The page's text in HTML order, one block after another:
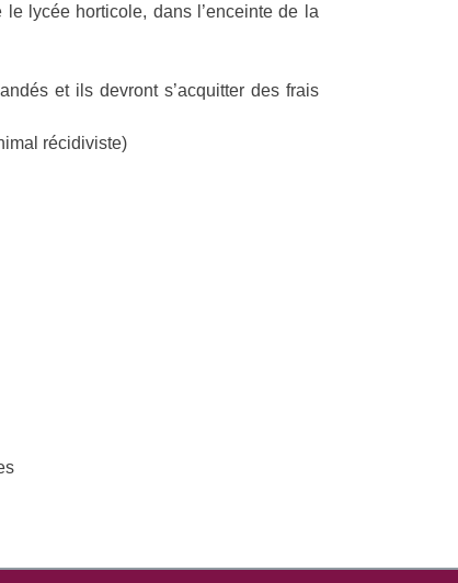
le lycée horticole, dans l’enceinte de la
et ils devront s’acquitter des frais
récidiviste)